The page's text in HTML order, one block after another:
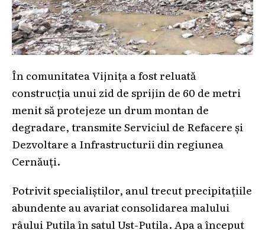
În comunitatea Vijnița a fost reluată
construcția unui zid de sprijin de 60 de metri
menit să protejeze un drum montan de
degradare, transmite Serviciul de Refacere și
Dezvoltare a Infrastructurii din regiunea
Cernăuți.
Potrivit specialiștilor, anul trecut precipitațiile
abundente au avariat consolidarea malului
râului Putila în satul Ust-Putila. Apa a început